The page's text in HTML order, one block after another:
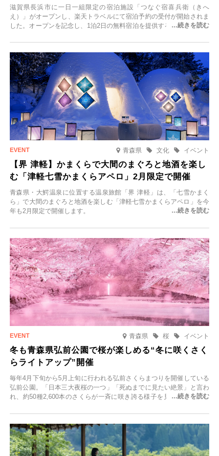
滋賀県長浜市に一日一組限定の宿泊施設「つなぐ宿喜兵衛（きへ
え）」がオープンし、楽天トラベルにて宿泊予約の受付が開始されま
した。オープンを記念し、1泊2日の無料宿泊を提供するキャンペーン
一組限定の宿だからこそ叶う、大切な人との特別な時間を体験いただ
けます。
青森県 イベント
文化
【界 津軽】かまくらで大間のまぐろと地酒を楽し
む「津軽七雪かまくらアペロ」2月限定で開催
青森県・大鰐温泉に位置する温泉旅館「界 津軽」は、「七雪かまく
ら」で大間のまぐろと地酒を楽しむ「津軽七雪かまくらアペロ」を今
年も2月限定で開催します。
青森県 イベント
桜
冬も青森県弘前公園で桜が楽しめる“冬に咲くさく
らライトアップ”開催
毎年4月下旬から5月上旬に行われる弘前さくらまつりを開催している
弘前公園。「日本三大夜桜の一つ」「死ぬまでに見たい絶景」と言わ
れ、約50種2,600本のさくらが一斉に咲き誇る様子を見に、世界中か
日(月)～2026年2月28日(土)の期間、「冬に咲くさくらライトアップ」
を開催します。